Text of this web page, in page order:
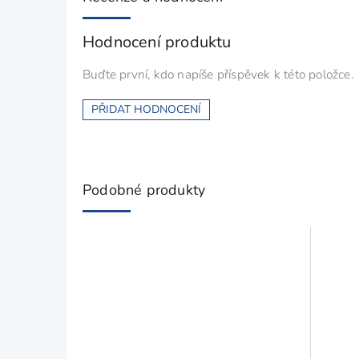
Hodnocení produktu
Buďte první, kdo napíše příspěvek k této položce.
PŘIDAT HODNOCENÍ
Podobné produkty